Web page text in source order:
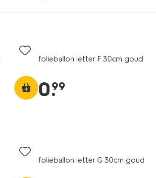
folieballon letter F 30cm goud
0.
99
folieballon letter G 30cm goud